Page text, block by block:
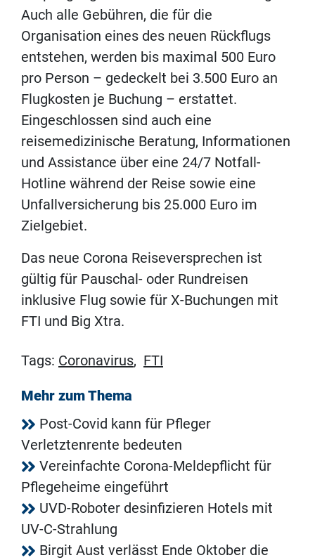
Auch alle Gebühren, die für die
Organisation eines des neuen Rückflugs
entstehen, werden bis maximal 500 Euro
pro Person – gedeckelt bei 3.500 Euro an
Flugkosten je Buchung – erstattet.
Eingeschlossen sind auch eine
reisemedizinische Beratung, Informationen
und Assistance über eine 24/7 Notfall-
Hotline während der Reise sowie eine
Unfallversicherung bis 25.000 Euro im
Zielgebiet.
Das neue Corona Reiseversprechen ist
gültig für Pauschal- oder Rundreisen
inklusive Flug sowie für X-Buchungen mit
FTI und Big Xtra.
Tags: Coronavirus, FTI
Mehr zum Thema
Post-Covid kann für Pfleger
Verletztenrente bedeuten
Vereinfachte Corona-Meldepflicht für
Pflegeheime eingeführt
UVD-Roboter desinfizieren Hotels mit
UV-C-Strahlung
Birgit Aust verlässt Ende Oktober die